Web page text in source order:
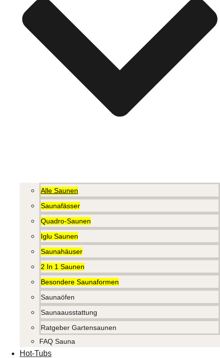
Alle Saunen
Saunafässer
Quadro-Saunen
Iglu Saunen
Saunahäuser
2 In 1 Saunen
Besondere Saunaformen
Saunaöfen
Saunaausstattung
Ratgeber Gartensaunen
FAQ Sauna
Hot-Tubs